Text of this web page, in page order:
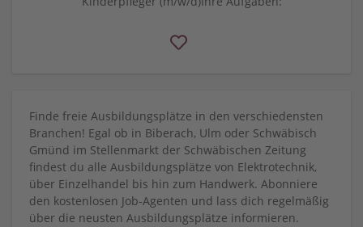
Finde freie Ausbildungsplätze in den verschiedensten
Branchen! Egal ob in Biberach, Ulm oder Schwäbisch
Gmünd im Stellenmarkt der Schwäbischen Zeitung
findest du alle Ausbildungsplätze von Elektrotechnik,
über Einzelhandel bis hin zum Handwerk. Abonniere
den kostenlosen Job-Agenten und lass dich regelmäßig
über die neusten Ausbildungsplätze informieren.